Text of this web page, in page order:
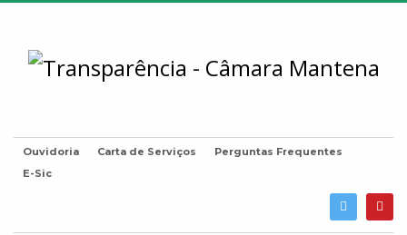
Ouvidoria Carta de Serviços
Perguntas Frequentes
E-Sic